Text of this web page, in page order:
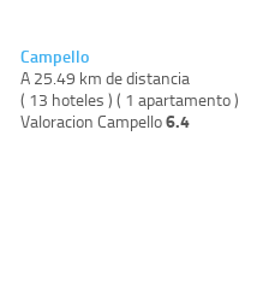
Campello
A 25.49 km de distancia
( 13 hoteles ) ( 1 apartamento )
Valoracion Campello6.4